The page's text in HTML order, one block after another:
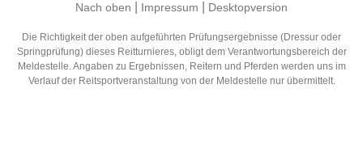
Nach oben Impressum Desktopversion
Die Richtigkeit der oben aufgeführten Prüfungsergebnisse (Dressur oder
Springprüfung) dieses Reitturnieres, obligt dem Verantwortungsbereich der
Meldestelle. Angaben zu Ergebnissen, Reitern und Pferden werden uns im
Verlauf der Reitsportveranstaltung von der Meldestelle nur übermittelt.